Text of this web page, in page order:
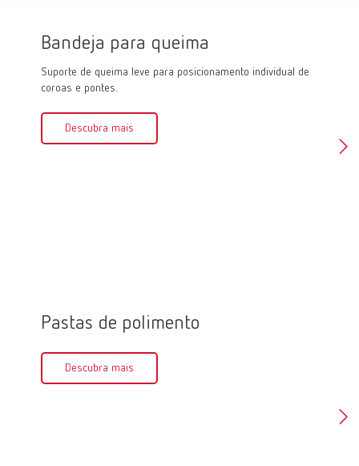
Bandeja para queima
Suporte de queima leve para posicionamento individual de
coroas e pontes.
Descubra mais
fácil de
usada
Pastas de polimento
Descubra mais